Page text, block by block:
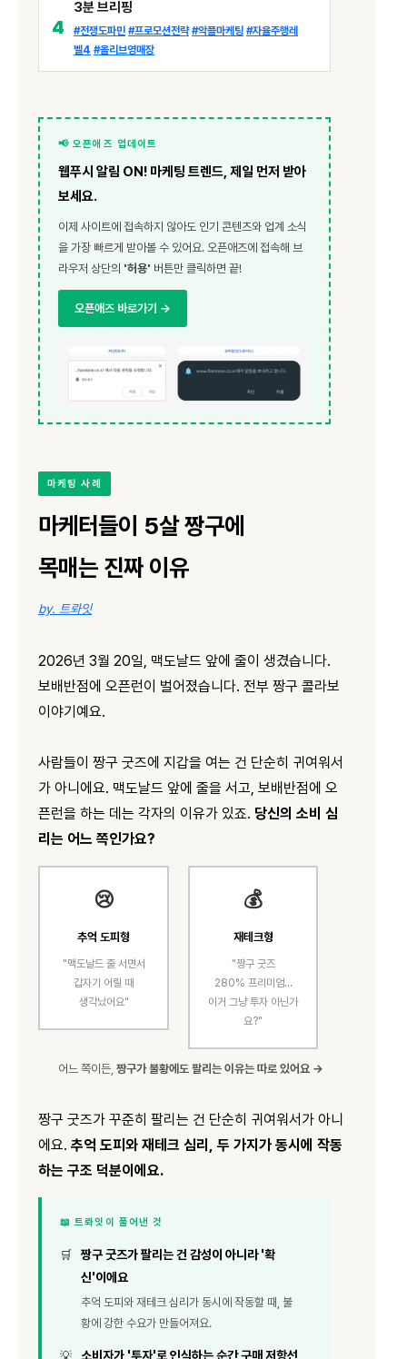
4
3분 브리핑
#전쟁도파민 #프로모션전략 #악플마케팅 #자율주행레
벨4 #올리브영매장
📢 오픈애즈 업데이트
웹푸시 알림 ON! 마케팅 트렌드, 제일 먼저 받아
보세요.
이제 사이트에 접속하지 않아도 인기 콘텐츠와 업계 소식
을 가장 빠르게 받아볼 수 있어요. 오픈애즈에 접속해 브
라우저 상단의 '허용' 버튼만 클릭하면 끝!
오픈애즈 바로가기 →
마케팅 사례
마케터들이 5살 짱구에
목매는 진짜 이유
by. 트롸잇
2026년 3월 20일, 맥도날드 앞에 줄이 생겼습니다.
보배반점에 오픈런이 벌어졌습니다. 전부 짱구 콜라보
이야기예요.
사람들이 짱구 굿즈에 지갑을 여는 건 단순히 귀여워서
가 아니에요. 맥도날드 앞에 줄을 서고, 보배반점에 오
픈런을 하는 데는 각자의 이유가 있죠. 당신의 소비 심
리는 어느 쪽인가요?
😢
추억 도피형
"맥도날드 줄 서면서
갑자기 어릴 때
생각났어요"
💰
재테크형
"짱구 굿즈
280% 프리미엄…
이거 그냥 투자 아닌가
요?"
어느 쪽이든, 짱구가 불황에도 팔리는 이유는 따로 있어요 →
짱구 굿즈가 꾸준히 팔리는 건 단순히 귀여워서가 아니
에요. 추억 도피와 재테크 심리, 두 가지가 동시에 작동
하는 구조 덕분이에요.
📖 트롸잇이 풀어낸 것
🛒
짱구 굿즈가 팔리는 건 감성이 아니라 '확
신'이에요
추억 도피와 재테크 심리가 동시에 작동할 때, 불
황에 강한 수요가 만들어져요.
💡 소비자가 '투자'로 인식하는 순간 구매 저항선